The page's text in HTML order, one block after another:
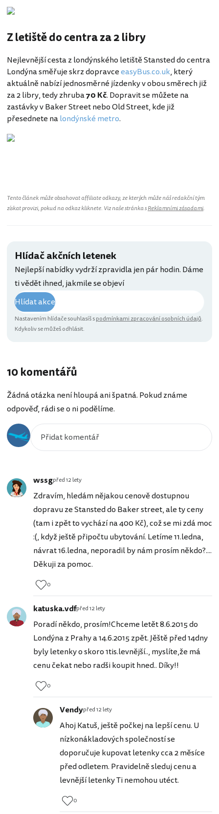
Z letiště do centra za 2 libry
Nejlevnější cesta z londýnského letiště Stansted do centra
Londýna směřuje skrz dopravceeasyBus.co.uk, který
aktuálně nabízí jednosměrné jízdenky v obou směrech již
za 2 libry, tedy zhruba70 Kč. Dopravit se můžete na
zastávky v Baker Street nebo Old Street, kde již
přesednete nalondýnské metro.
Tento článek může obsahovat affiliate odkazy, ze kterých může náš redakční tým
získat provizi, pokud na odkaz kliknete. Viz naše stránka sReklamními zásadami.
Hlídač akčních letenek
Nejlepší nabídky vydrží zpravidla jen pár hodin. Dáme
ti vědět ihned, jakmile se objeví
Hlídat akce
Nastavením hlídače souhlasíš spodmínkami zpracování osobních údajů.
Kdykoliv se můžeš odhlásit.
10 komentářů
Žádná otázka není hloupá ani špatná. Pokud známe
odpověď, rádi se o ni podělíme.
wssgpřed 12 lety
Zdravím, hledám nějakou cenově dostupnou
dopravu ze Stansted do Baker street, ale ty ceny
(tam i zpět to vychází na 400 Kč), což se mi zdá moc
:(, když ještě připočtu ubytování. Letíme 11.ledna,
návrat 16.ledna, neporadil by nám prosím někdo?....
Děkuji za pomoc.
0
katuska.vdfpřed 12 lety
Poradí někdo, prosím!Chceme letět 8.6.2015 do
Londýna z Prahy a 14.6.2015 zpět. Jěště před 14dny
byly letenky o skoro 1tis.levnější.., myslíte,že má
cenu čekat nebo radši koupit hned.. Díky!!
0
Vendypřed 12 lety
Ahoj Katuš, ještě počkej na lepší cenu. U
nízkonákladových společností se
doporučuje kupovat letenky cca 2 měsíce
před odletem. Pravidelně sleduj cenu a
levnější letenky Ti nemohou utéct.
0